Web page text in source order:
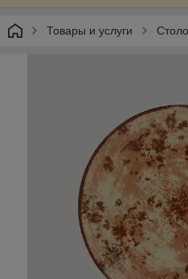
Товары и услуги